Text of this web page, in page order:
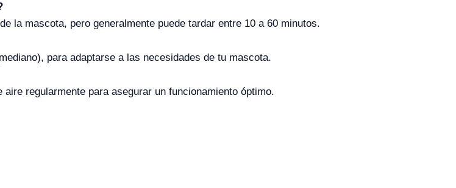
la mascota, pero generalmente puede tardar entre 10 a 60 minutos.
para adaptarse a las necesidades de tu mascota.
regularmente para asegurar un funcionamiento óptimo.